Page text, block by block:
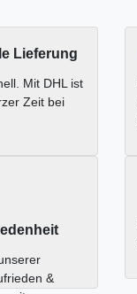
Lieferung
Mit DHL ist
Zeit bei
&